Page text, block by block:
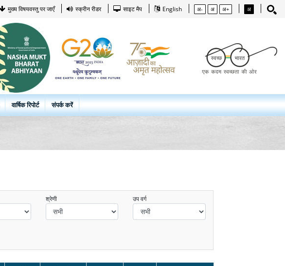
मुख्य विषयवस्तु पर जाएँ स्क्रीन रीडर साइट मैप English अ- अ अ+ अ
वार्षिक रिपोर्ट संपर्क करें
श्रेणी उप वर्ग